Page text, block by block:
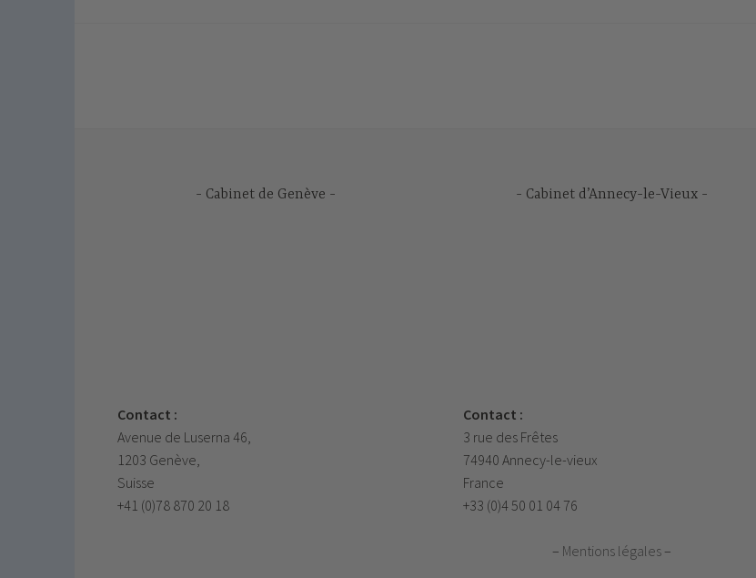
Cabinet de Genève
Contact :
Avenue de Luserna 46,
1203 Genève,
Suisse
+41 (0)78 870 20 18
Cabinet d’Annecy-le-Vieux
Contact :
3 rue des Frêtes
74940 Annecy-le-vieux
France
+33 (0)4 50 01 04 76
– Mentions légales–